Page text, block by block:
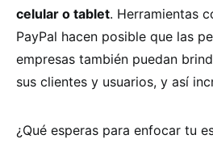
celular o tablet. Herramientas
PayPal hacen posible que las
empresas también puedan
sus clientes y usuarios, y así
¿Qué esperas para enfocar tu